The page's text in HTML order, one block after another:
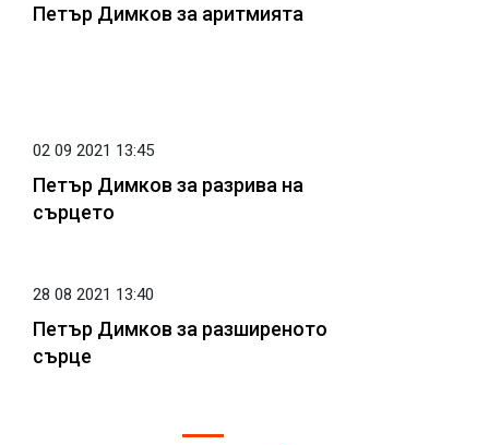
Петър Димков за аритмията
02 09 2021 13:45
Петър Димков за разрива на
сърцето
28 08 2021 13:40
Петър Димков за разширеното
сърце